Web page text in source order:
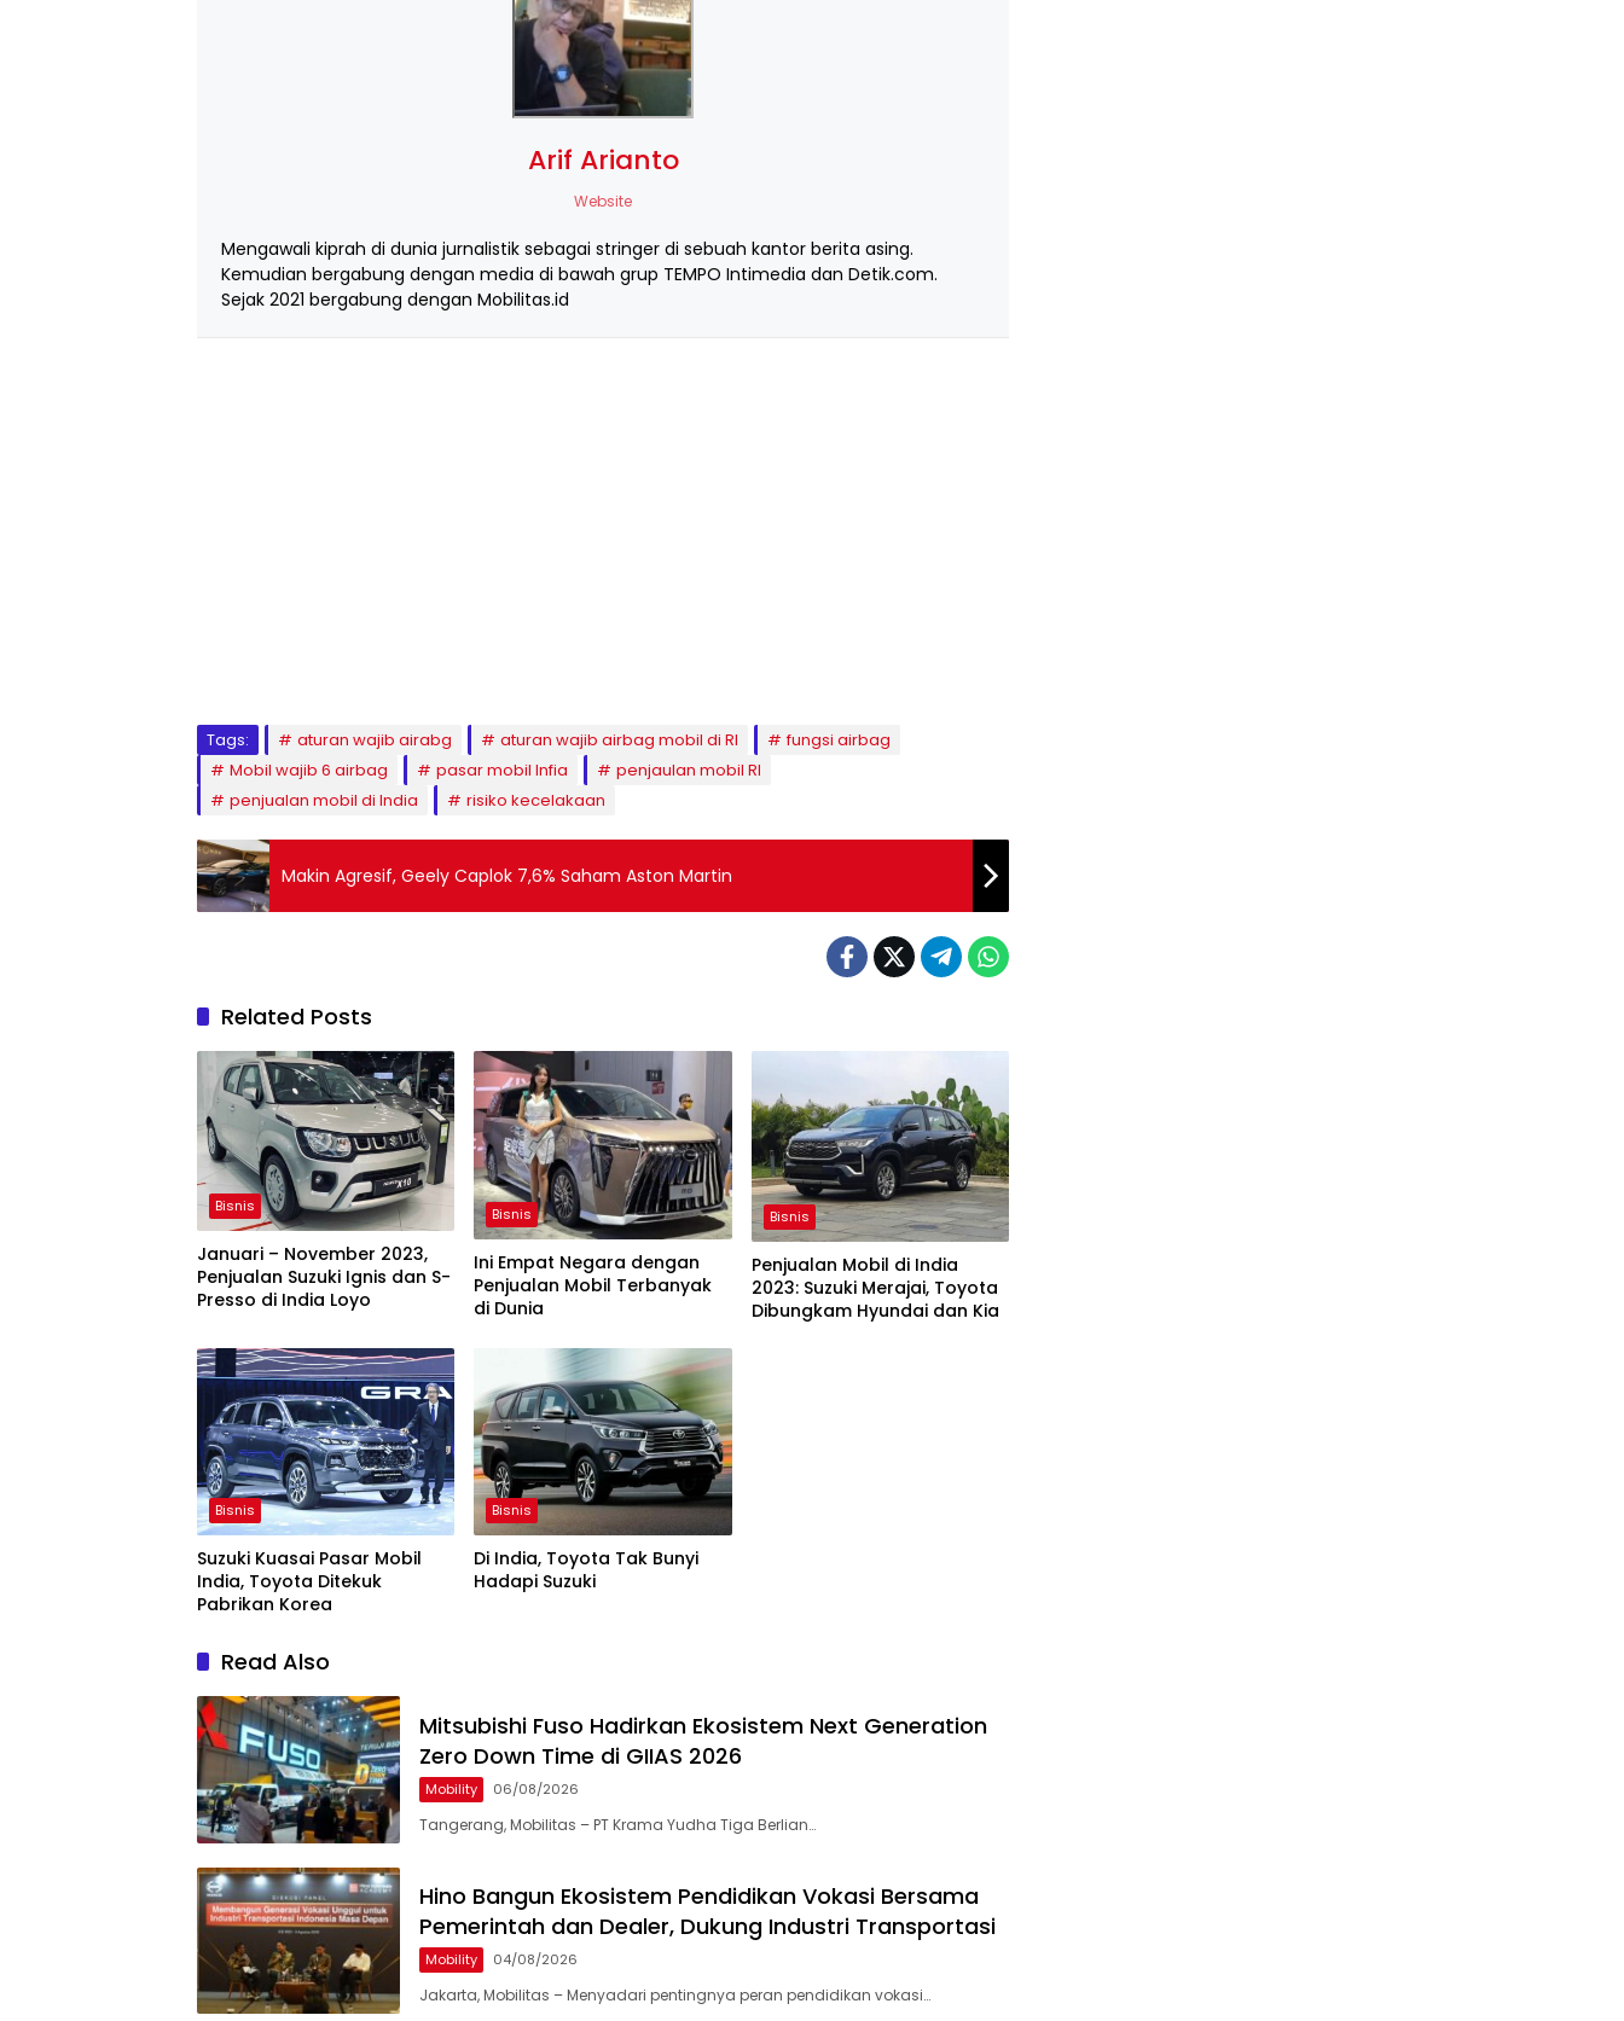
Arif Arianto
Website
Mengawali kiprah di dunia jurnalistik sebagai stringer di sebuah kantor berita asing.
Kemudian bergabung dengan media di bawah grup TEMPO Intimedia dan Detik.com.
Sejak 2021 bergabung dengan Mobilitas.id
Tags: aturan wajib airabg aturan wajib airbag mobil di RI
fungsi airbag
Mobil wajib 6 airbag
pasar mobil Infia
penjaulan mobil RI
penjualan mobil di India
risiko kecelakaan
Makin Agresif, Geely Caplok 7,6% Saham Aston Martin
Related Posts
Bisnis
Januari – November 2023,
Penjualan Suzuki Ignis dan S-
Presso di India Loyo
Bisnis
Ini Empat Negara dengan
Penjualan Mobil Terbanyak
di Dunia
Bisnis
Penjualan Mobil di India
2023: Suzuki Merajai, Toyota
Dibungkam Hyundai dan Kia
Bisnis
Suzuki Kuasai Pasar Mobil
India, Toyota Ditekuk
Pabrikan Korea
Bisnis
Di India, Toyota Tak Bunyi
Hadapi Suzuki
Read Also
Mitsubishi Fuso Hadirkan Ekosistem Next Generation
Zero Down Time di GIIAS 2026
Mobility 06/08/2026
Tangerang, Mobilitas – PT Krama Yudha Tiga Berlian…
Hino Bangun Ekosistem Pendidikan Vokasi Bersama
Pemerintah dan Dealer, Dukung Industri Transportasi
Mobility 04/08/2026
Jakarta, Mobilitas – Menyadari pentingnya peran pendidikan vokasi…